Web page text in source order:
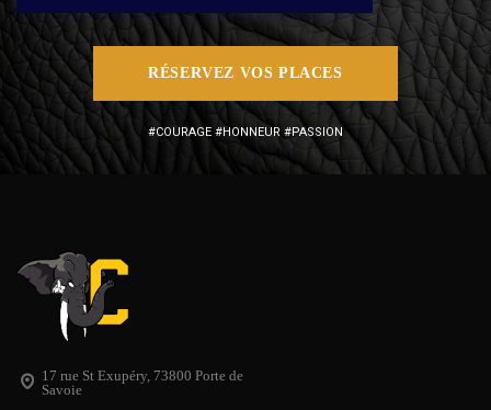
RÉSERVEZ VOS PLACES
#COURAGE #HONNEUR #PASSION
17 rue St Exupéry, 73800 Porte de
Savoie